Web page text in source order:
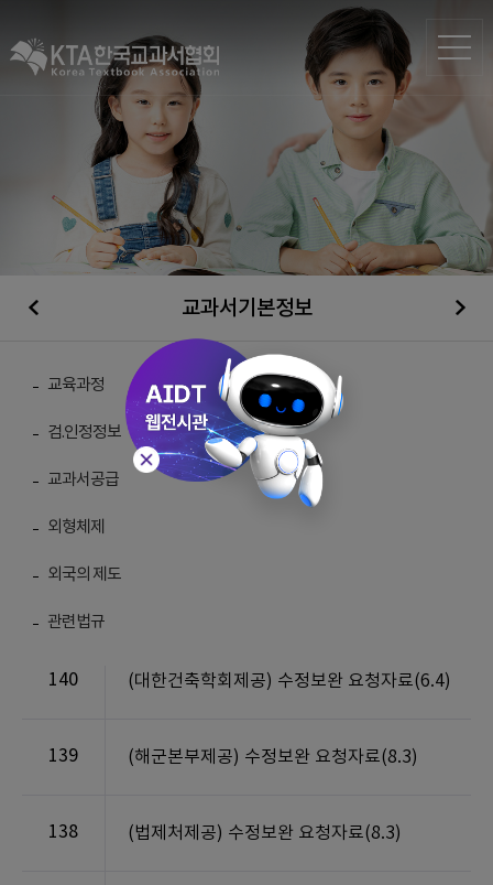
교과서기본정보
교육과정
검.인정정보
교과서공급
외형체제
외국의 제도
관련법규
일반자료실
총 게시물 :210
140 (대한건축학회제공) 수정보완 요청자료(6.4)
139 (해군본부제공) 수정보완 요청자료(8.3)
138 (법제처제공) 수정보완 요청자료(8.3)